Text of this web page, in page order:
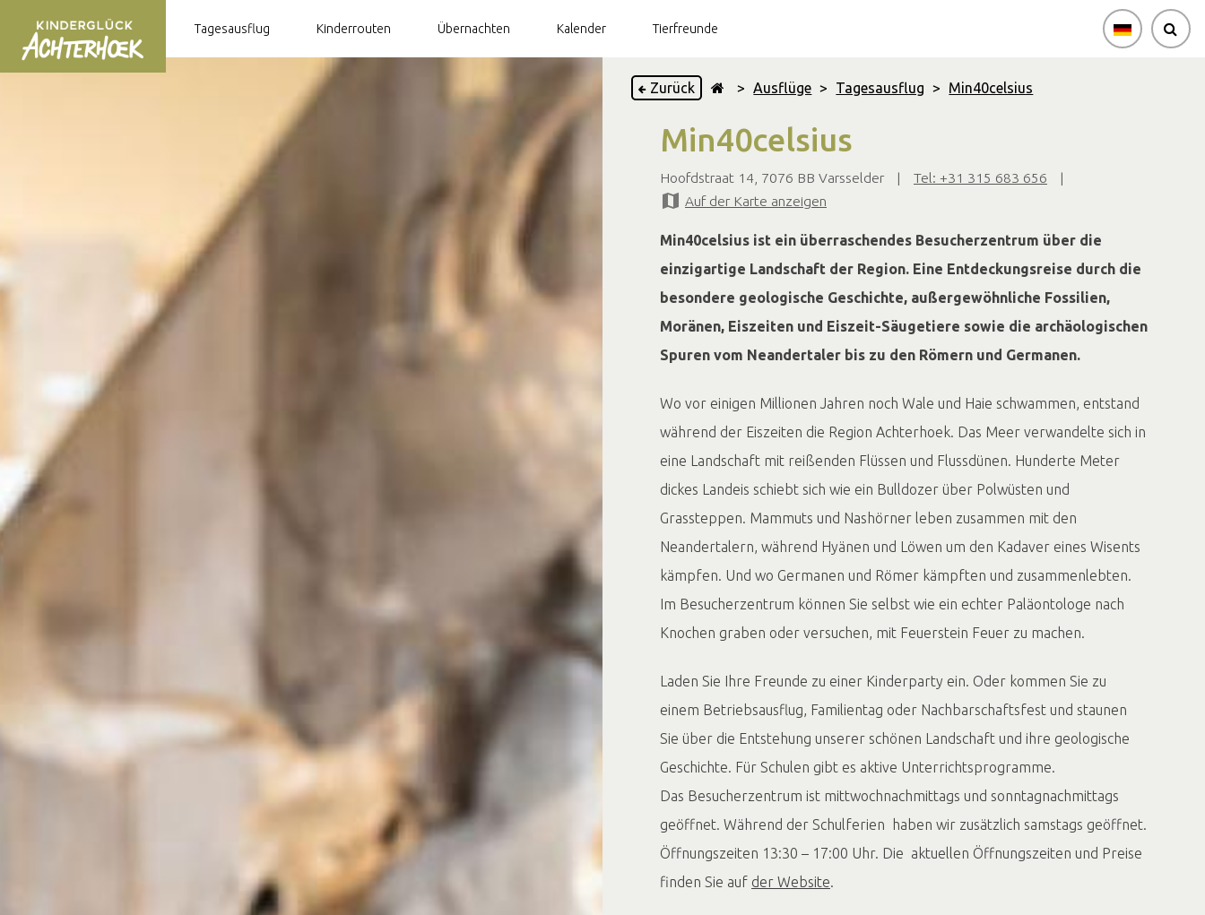
Tagesausflug Kinderrouten Übernachten Kalender Tierfreunde
Constantia
IJsbrand
Zurück > Ausflüge > Tagesausflug > Min40celsius
Min40celsius
Hoofdstraat 14, 7076 BB Varsselder | Tel: +31 315 683 656
|
Auf der Karte anzeigen
Min40celsius ist ein überraschendes Besucherzentrum über die
einzigartige Landschaft der Region. Eine Entdeckungsreise durch die
besondere geologische Geschichte, außergewöhnliche Fossilien,
Moränen, Eiszeiten und Eiszeit-Säugetiere sowie die archäologischen
Spuren vom Neandertaler bis zu den Römern und Germanen.
Wo vor einigen Millionen Jahren noch Wale und Haie schwammen, entstand
während der Eiszeiten die Region Achterhoek. Das Meer verwandelte sich in
eine Landschaft mit reißenden Flüssen und Flussdünen. Hunderte Meter
dickes Landeis schiebt sich wie ein Bulldozer über Polwüsten und
Grassteppen. Mammuts und Nashörner leben zusammen mit den
Neandertalern, während Hyänen und Löwen um den Kadaver eines Wisents
kämpfen. Und wo Germanen und Römer kämpften und zusammenlebten.
Im Besucherzentrum können Sie selbst wie ein echter Paläontologe nach
Knochen graben oder versuchen, mit Feuerstein Feuer zu machen.
Laden Sie Ihre Freunde zu einer Kinderparty ein. Oder kommen Sie zu
einem Betriebsausflug, Familientag oder Nachbarschaftsfest und staunen
Sie über die Entstehung unserer schönen Landschaft und ihre geologische
Geschichte. Für Schulen gibt es aktive Unterrichtsprogramme.
Das Besucherzentrum ist mittwochnachmittags und sonntagnachmittags
geöffnet. Während der Schulferien haben wir zusätzlich samstags geöffnet.
Öffnungszeiten 13:30 – 17:00 Uhr. Die aktuellen Öffnungszeiten und Preise
finden Sie auf der Website.